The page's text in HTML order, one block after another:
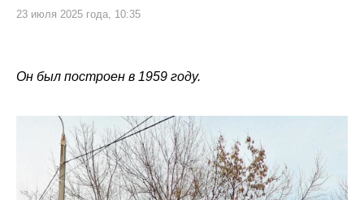
23 июля 2025 года, 10:35
Он был построен в 1959 году.